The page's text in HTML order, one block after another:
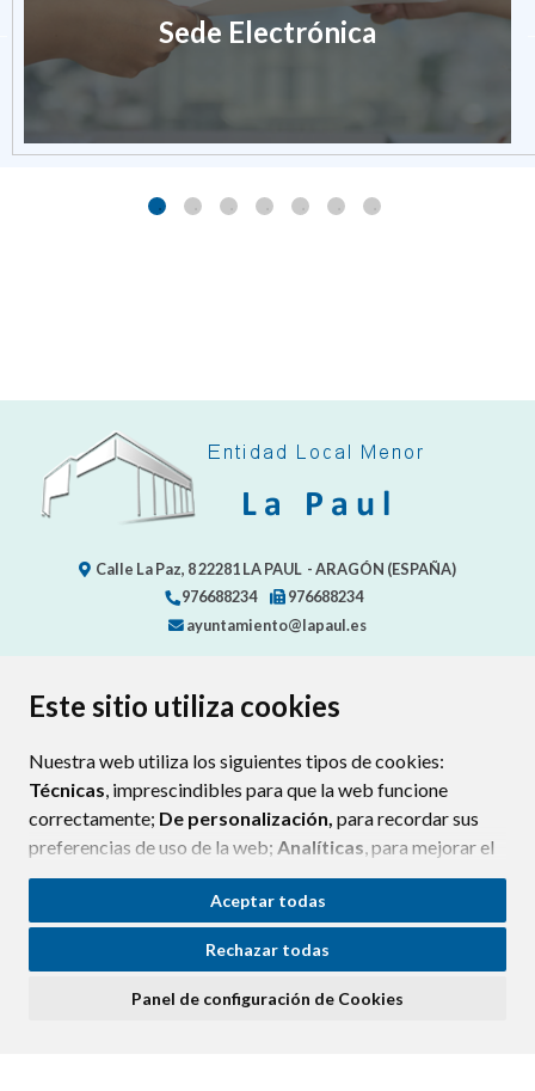
Este sitio utiliza cookies
Nuestra web utiliza los siguientes tipos de cookies:
Técnicas, imprescindibles para que la web funcione
correctamente; De personalización, para recordar sus
preferencias de uso de la web; Analíticas, para mejorar el
funcionamiento de la web y sus servicios.
Si acepta pulsando el botón“Aceptar todas”
consideramos que acepta su uso. Si pulsa el botón
ninguna acción, se guardarán las cookies técnicas
Aceptar todas
Rechazar todas
Panel de configuración de Cookies
Sede Electrónica
Calle La Paz, 822281LA PAUL - ARAGÓN (ESPAÑA)
976688234
976688234
ayuntamiento@lapaul.es
CONTACTO MAPA WEB
AVISO LEGAL
POLÍTICA DE COOKIES